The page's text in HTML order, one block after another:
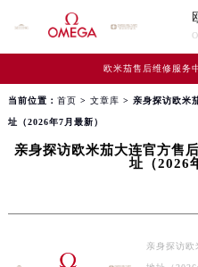
欧米茄售后维修服务
当前位置： 首页 > 文章库 > 亲身探访欧米
址（2026年7月最新）
亲身探访欧米茄大连官方售
址（2026
亲身探访欧